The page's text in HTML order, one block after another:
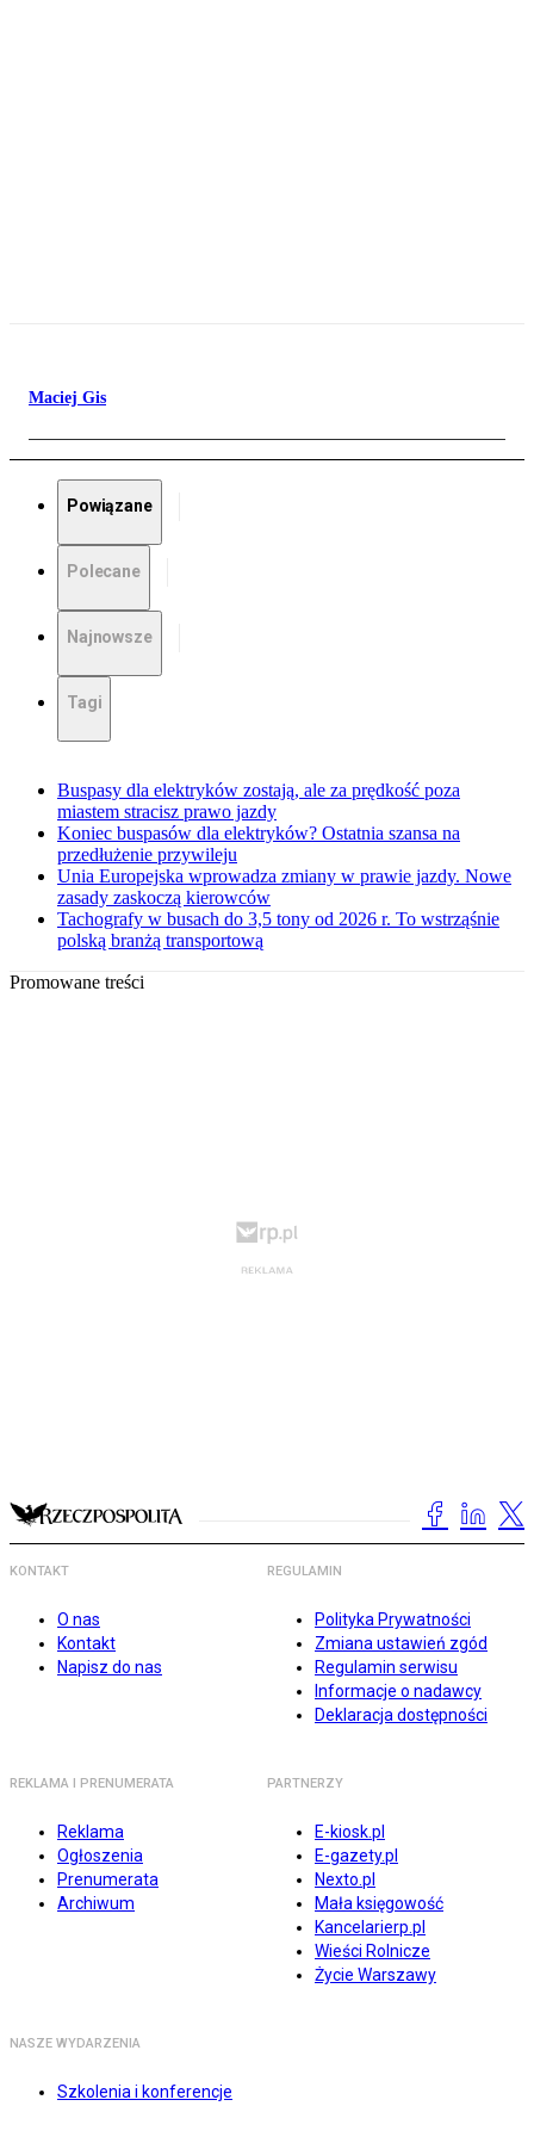
Maciej Gis
Powiązane
Polecane
Najnowsze
Tagi
Buspasy dla elektryków zostają, ale za prędkość poza
miastem stracisz prawo jazdy
Koniec buspasów dla elektryków? Ostatnia szansa na
przedłużenie przywileju
Unia Europejska wprowadza zmiany w prawie jazdy. Nowe
zasady zaskoczą kierowców
Tachografy w busach do 3,5 tony od 2026 r. To wstrząśnie
polską branżą transportową
Promowane treści
KONTAKT
O nas
Kontakt
Napisz do nas
REGULAMIN
Polityka Prywatności
Zmiana ustawień zgód
Regulamin serwisu
Informacje o nadawcy
Deklaracja dostępności
REKLAMA I PRENUMERATA
Reklama
Ogłoszenia
Prenumerata
Archiwum
PARTNERZY
E-kiosk.pl
E-gazety.pl
Nexto.pl
Mała księgowość
Kancelarierp.pl
Wieści Rolnicze
Życie Warszawy
NASZE WYDARZENIA
Szkolenia i konferencje